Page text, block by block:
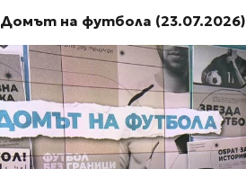
Домът на футбола (23.07.2026)